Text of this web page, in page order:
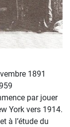
1891
par jouer
York vers 1914.
à l’étude du